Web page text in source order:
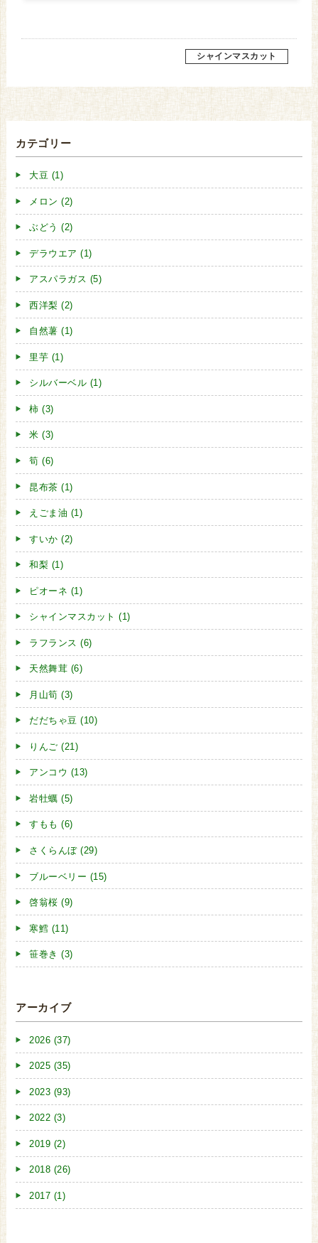
シャインマスカット
カテゴリー
大豆 (1)
メロン (2)
ぶどう (2)
デラウエア (1)
アスパラガス (5)
西洋梨 (2)
自然薯 (1)
里芋 (1)
シルバーベル (1)
柿 (3)
米 (3)
筍 (6)
昆布茶 (1)
えごま油 (1)
すいか (2)
和梨 (1)
ピオーネ (1)
シャインマスカット (1)
ラフランス (6)
天然舞茸 (6)
月山筍 (3)
だだちゃ豆 (10)
りんご (21)
アンコウ (13)
岩牡蠣 (5)
すもも (6)
さくらんぼ (29)
ブルーベリー (15)
啓翁桜 (9)
寒鱈 (11)
笹巻き (3)
アーカイブ
2026 (37)
2025 (35)
2023 (93)
2022 (3)
2019 (2)
2018 (26)
2017 (1)